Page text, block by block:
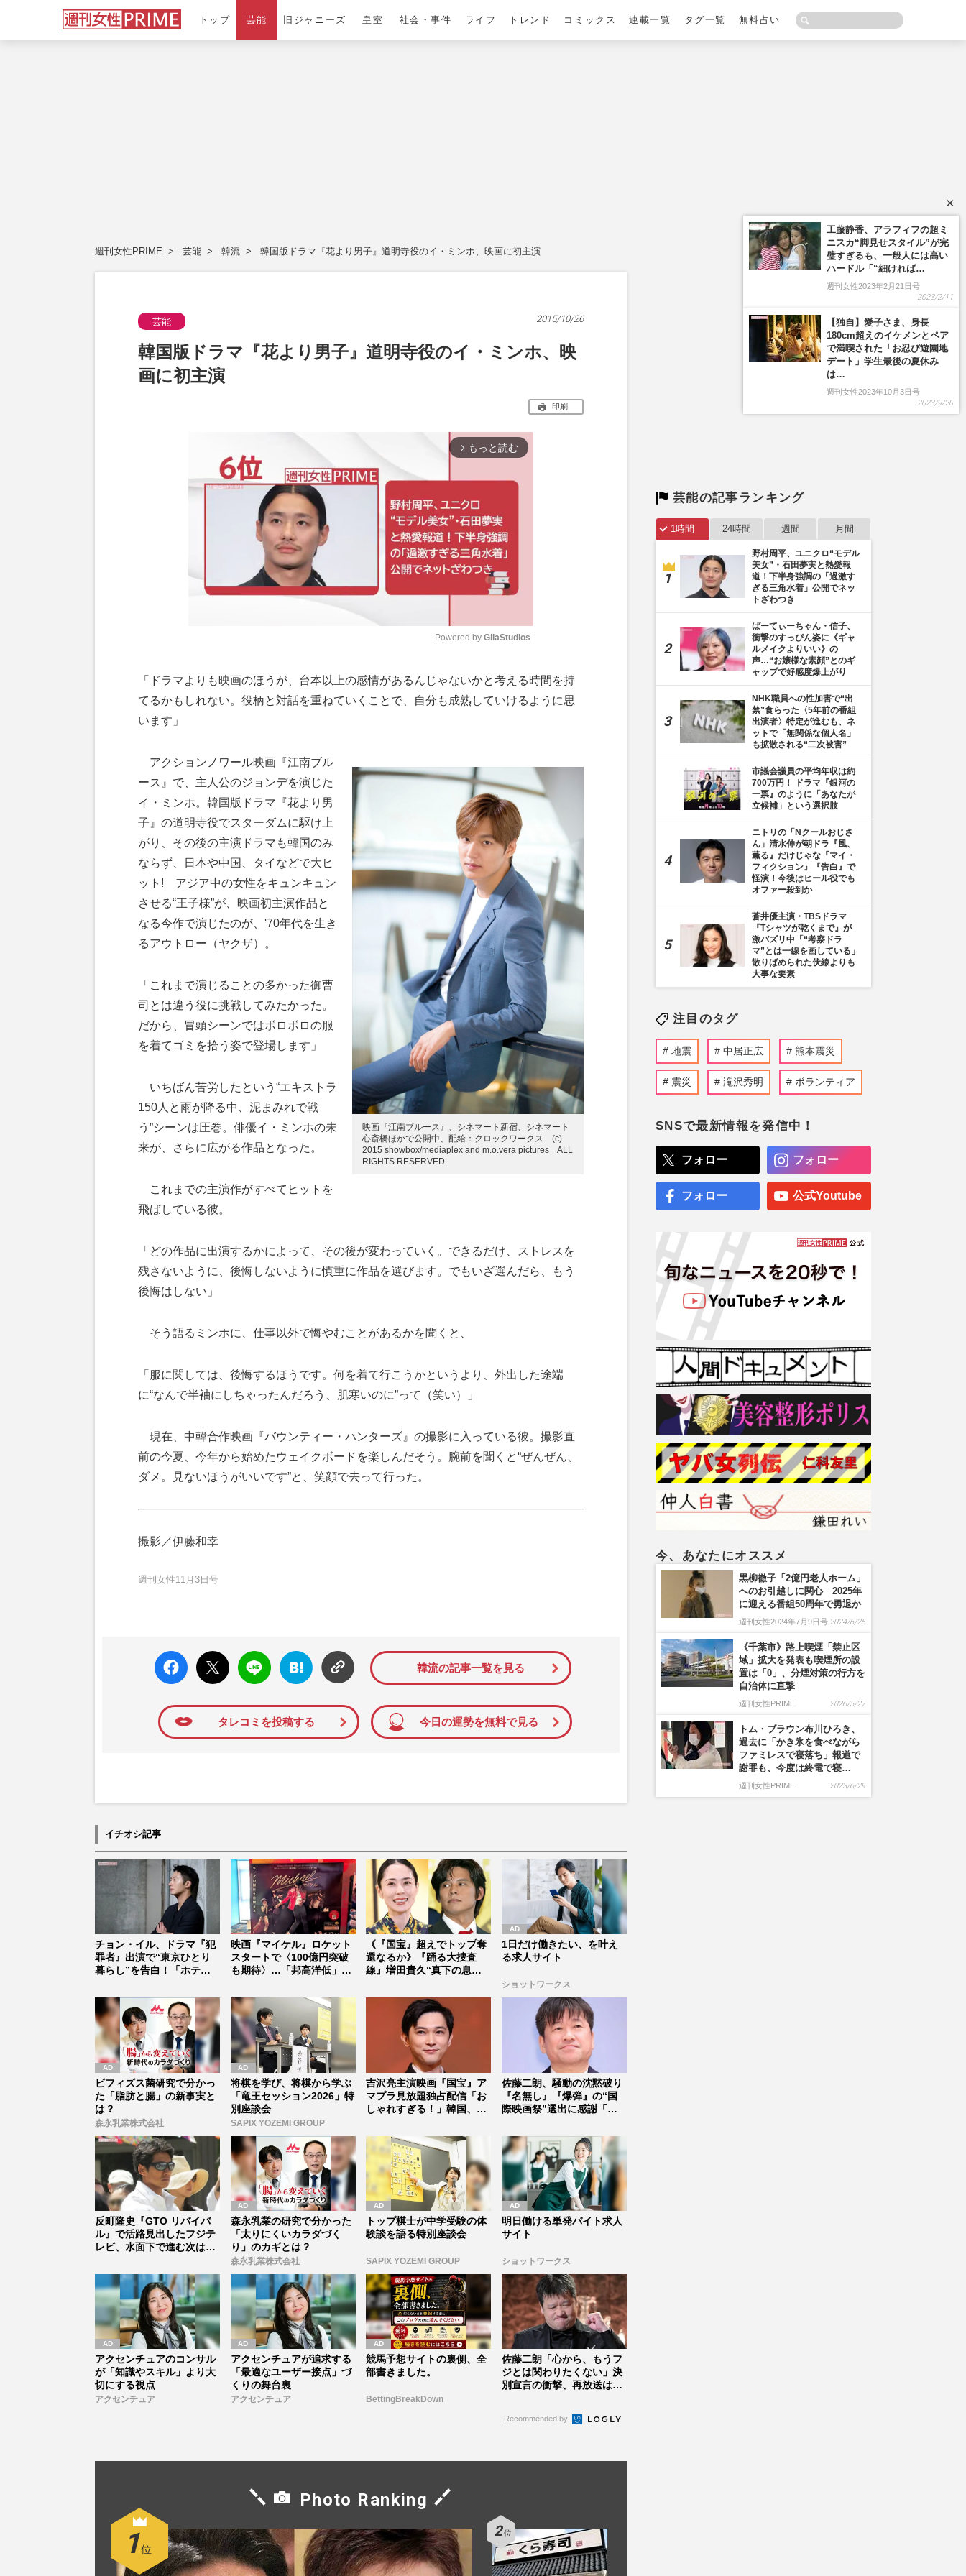
トップ 芸能 旧ジャニーズ 皇室 社会・事件 ライフ トレンド コミックス 連載一覧 タグ一覧 無料占い
週刊女性PRIME 芸能 韓流 韓国版ドラマ『花より男子』道明寺役のイ・ミンホ、映画に初主演
芸能 2015/10/26
韓国版ドラマ『花より男子』道明寺役のイ・ミンホ、映
画に初主演
印刷
arrow_forward_ios もっと読む
M
u
Powered by GliaStudios
「ドラマよりも映画のほうが、台本以上の感情があるんじゃないかと考える時間を持
てるかもしれない。役柄と対話を重ねていくことで、自分も成熟していけるように思
います」
映画『江南ブルース』、シネマート新宿、シネマート
心斎橋ほかで公開中、配給：クロックワークス (c)
2015 showbox/mediaplex and m.o.vera pictures ALL
RIGHTS RESERVED.
アクションノワール映画『江南ブル
ース』で、主人公のジョンデを演じた
イ・ミンホ。韓国版ドラマ『花より男
子』の道明寺役でスターダムに駆け上
がり、その後の主演ドラマも韓国のみ
ならず、日本や中国、タイなどで大ヒ
ット! アジア中の女性をキュンキュン
させる“王子様”が、映画初主演作品と
なる今作で演じたのが、'70年代を生き
るアウトロー（ヤクザ）。
「これまで演じることの多かった御曹
司とは違う役に挑戦してみたかった。
だから、冒頭シーンではボロボロの服
を着てゴミを拾う姿で登場します」
いちばん苦労したという“エキストラ
150人と雨が降る中、泥まみれで戦
う”シーンは圧巻。俳優イ・ミンホの未
来が、さらに広がる作品となった。
これまでの主演作がすべてヒットを
飛ばしている彼。
「どの作品に出演するかによって、その後が変わっていく。できるだけ、ストレスを
残さないように、後悔しないように慎重に作品を選びます。でもいざ選んだら、もう
後悔はしない」
そう語るミンホに、仕事以外で悔やむことがあるかを聞くと、
「服に関しては、後悔するほうです。何を着て行こうかというより、外出した途端
に“なんで半袖にしちゃったんだろう、肌寒いのに”って（笑い）」
現在、中韓合作映画『バウンティー・ハンターズ』の撮影に入っている彼。撮影直
前の今夏、今年から始めたウェイクボードを楽しんだそう。腕前を聞くと“ぜんぜん、
ダメ。見ないほうがいいです”と、笑顔で去って行った。
撮影／伊藤和幸
週刊女性11月3日号
faceboo
k いい
ね
X ポス
ト
LINE
はてな
ブック
マーク
韓流の記事一覧を見る
タレコミを投稿する 今日の運勢を無料で見る
イチオシ記事
チョン・イル、ドラマ『犯
罪者』出演で“東京ひとり
暮らし”を告白！「ホテル
映画『マイケル』ロケット
スタートで〈100億円突破
も期待〉…「邦高洋低」が
《『国宝』超えでトップ奪
還なるか》『踊る大捜査
線』増田貴久“真下の息
1日だけ働きたい、を叶え
る求人サイト
ショットワークス
ビフィズス菌研究で分かっ
た「脂肪と腸」の新事実と
は？
森永乳業株式会社
将棋を学び、将棋から学ぶ
「竜王セッション2026」特
別座談会
SAPIX YOZEMI GROUP
吉沢亮主演映画『国宝』ア
マプラ見放題独占配信「お
しゃれすぎる！」韓国、イ
佐藤二朗、騒動の沈黙破り
『名無し』『爆弾』の“国
際映画祭”選出に感謝「日
反町隆史『GTO リバイバ
ル』で活路見出したフジテ
レビ、水面下で進む次は江
森永乳業の研究で分かった
「太りにくいカラダづく
り」のカギとは？
森永乳業株式会社
トップ棋士が中学受験の体
験談を語る特別座談会
SAPIX YOZEMI GROUP
明日働ける単発バイト求人
サイト
ショットワークス
アクセンチュアのコンサル
が「知識やスキル」より大
切にする視点
アクセンチュア
アクセンチュアが追求する
「最適なユーザー接点」づ
くりの舞台裏
アクセンチュア
競馬予想サイトの裏側、全
部書きました。
BettingBreakDown
佐藤二朗「心から、もうフ
ジとは関わりたくない」決
別宣言の衝撃、再放送は？
Recommended by
Photo Ranking
芸能の記事ランキング
1時間 24時間 週間 月間
野村周平、ユニクロ“モデル
美女”・石田夢実と熱愛報
道！下半身強調の「過激す
ぎる三角水着」公開でネッ
トざわつき
ぱーてぃーちゃん・信子、
衝撃のすっぴん姿に《ギャ
ルメイクよりいい》の
声…“お嬢様な素顔”とのギ
ャップで好感度爆上がり
NHK職員への性加害で“出
禁”食らった〈5年前の番組
出演者〉特定が進むも、ネ
ットで「無関係な個人名」
も拡散される“二次被害”
市議会議員の平均年収は約
700万円！ ドラマ『銀河の
一票』のように「あなたが
立候補」という選択肢
ニトリの「Nクールおじさ
ん」清水伸が朝ドラ『風、
薫る』だけじゃな『マイ・
フィクション』『告白』で
怪演！今後はヒール役でも
オファー殺到か
蒼井優主演・TBSドラマ
『Tシャツが乾くまで』が
激バズリ中「“考察ドラ
マ”とは一線を画している」
散りばめられた伏線よりも
大事な要素
注目のタグ
地震 中居正広 熊本震災
震災 滝沢秀明 ボランティア
SNSで最新情報を発信中！
フォロー フォロー
フォロー 公式Youtube
今、あなたにオススメ
黒柳徹子「2億円老人ホーム」
へのお引越しに関心 2025年
に迎える番組50周年で勇退か
週刊女性2024年7月9日号 2024/6/25
《千葉市》路上喫煙「禁止区
域」拡大を発表も喫煙所の設
置は「0」、分煙対策の行方を
自治体に直撃
週刊女性PRIME 2026/5/27
トム・ブラウン布川ひろき、
過去に「かき氷を食べながら
ファミレスで寝落ち」報道で
謝罪も、今度は終電で寝…
週刊女性PRIME 2023/6/29
×